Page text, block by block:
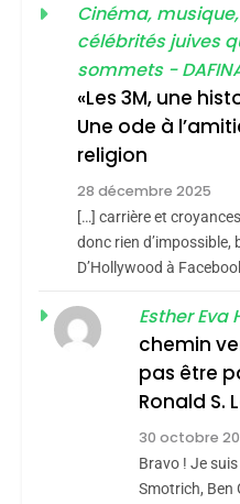
ISRAÉL
5
FRANCE
FIÈRE,
ISRAÉL
CE
JUDAISME
Cinéma,
célébrités juives
sommets -
«Les 3M, une
Une ode à
religion
28 décembre 2025
[…] carrière et
donc rien d’impossible,
D’Hollywood à
Esther Eva
chemin
pas être
Ronald S.
30 octobre
Bravo ! Je
Smotrich, Ben